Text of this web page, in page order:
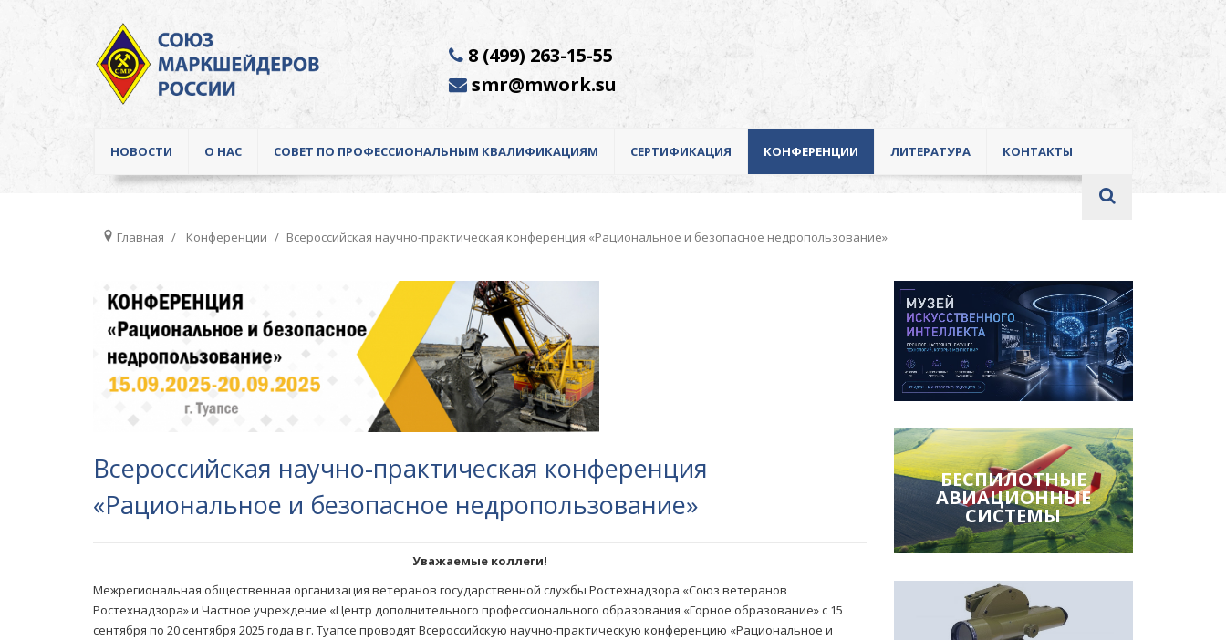
8 (499) 263-15-55
smr@mwork.su
НОВОСТИ О НАС СОВЕТ ПО ПРОФЕССИОНАЛЬНЫМ КВАЛИФИКАЦИЯМ СЕРТИФИКАЦИЯ КОНФЕРЕНЦИИ ЛИТЕРАТУРА КОНТАКТЫ
Главная Конференции Всероссийская научно-практическая конференция «Рациональное и безопасное недропользование»
Всероссийская научно-практическая конференция
«Рациональное и безопасное недропользование»
Уважаемые коллеги!
Межрегиональная общественная организация ветеранов государственной службы Ростехнадзора «Союз ветеранов
Ростехнадзора» и Частное учреждение «Центр дополнительного профессионального образования «Горное образование» с 15
сентября по 20 сентября 2025 года в г. Туапсе проводят Всероссийскую научно-практическую конференцию «Рациональное и
БЕСПИЛОТНЫЕ
АВИАЦИОННЫЕ
СИСТЕМЫ